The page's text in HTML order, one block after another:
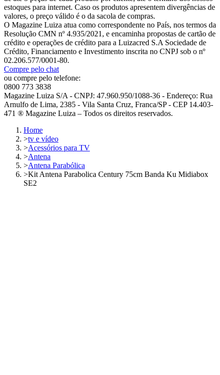
estoques para internet. Caso os produtos apresentem divergências de
valores, o preço válido é o da sacola de compras.
O Magazine Luiza atua como correspondente no País, nos termos da
Resolução CMN nº 4.935/2021, e encaminha propostas de cartão de
crédito e operações de crédito para a Luizacred S.A Sociedade de
Crédito, Financiamento e Investimento inscrita no CNPJ sob o nº
02.206.577/0001-80.
Compre pelo chat
ou compre pelo telefone:
0800 773 3838
Magazine Luiza S/A - CNPJ: 47.960.950/1088-36 - Endereço: Rua
Arnulfo de Lima, 2385 - Vila Santa Cruz, Franca/SP - CEP 14.403-
471 ® Magazine Luiza – Todos os direitos reservados.
Home
>tv e vídeo
>Acessórios para TV
>Antena
>Antena Parabólica
>Kit Antena Parabolica Century 75cm Banda Ku Midiabox
SE2